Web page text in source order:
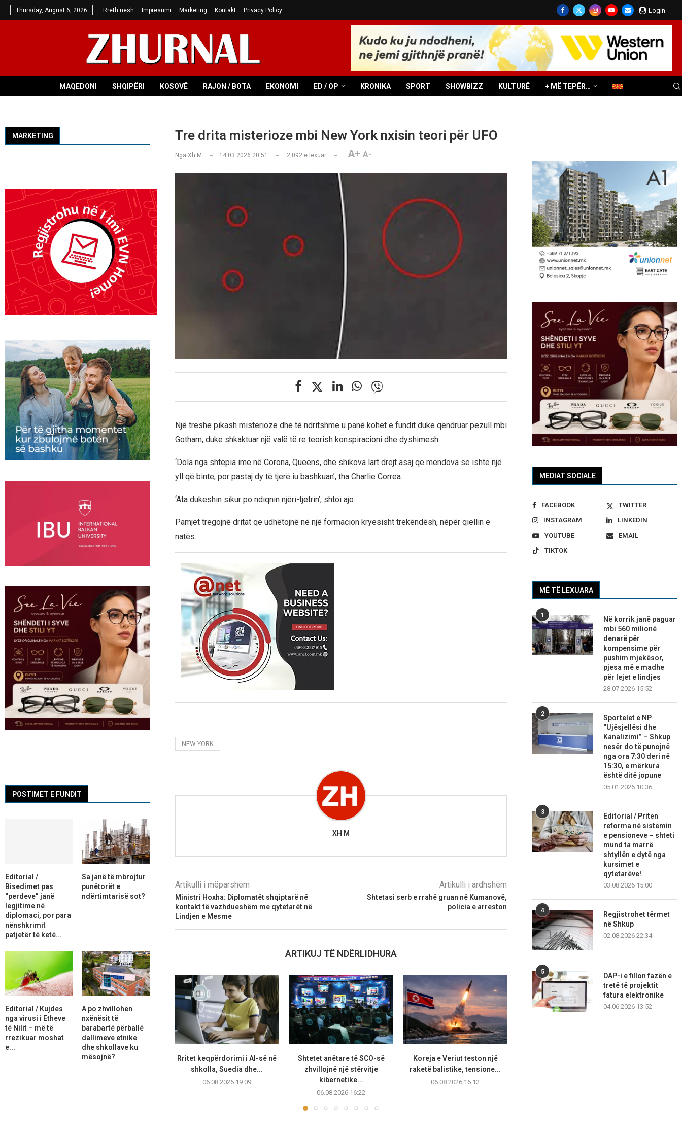
Thursday, August 6, 2026 Rreth nesh Impresumi Marketing Kontakt Privacy Policy Login
MAQEDONI SHQIPËRI KOSOVË RAJON / BOTA EKONOMI ED / OP KRONIKA SPORT SHOWBIZZ KULTURË + MË TEPËR…
Tre drita misterioze mbi New York nxisin teori për UFO
Nga Xh M 14.03.2026 20:51 2,092e lexuar A+ A-
Një treshe pikash misterioze dhe të ndritshme u panë kohët e fundit duke qëndruar pezull mbi
Gotham, duke shkaktuar një valë të re teorish konspiracioni dhe dyshimesh.
‘Dola nga shtëpia ime në Corona, Queens, dhe shikova lart drejt asaj që mendova se ishte një
yll që binte, por pastaj dy të tjerë iu bashkuan’, tha Charlie Correa.
‘Ata dukeshin sikur po ndiqnin njëri-tjetrin’, shtoi ajo.
Pamjet tregojnë dritat që udhëtojnë në një formacion kryesisht trekëndësh, nëpër qiellin e
natës.
NEW YORK
XH M
Artikulli i mëparshëm
Ministri Hoxha: Diplomatët shqiptarë në
kontakt të vazhdueshëm me qytetarët në
Lindjen e Mesme
Artikulli i ardhshëm
Shtetasi serb e rrahë gruan në Kumanovë,
policia e arreston
ARTIKUJ TË NDËRLIDHURA
Rritet keqpërdorimi i AI-së në
shkolla, Suedia dhe...
06.08.2026 19:09
Shtetet anëtare të SCO-së
zhvillojnë një stërvitje
kibernetike...
06.08.2026 16:22
Koreja e Veriut teston një
raketë balistike, tensione...
06.08.2026 16:12
MEDIAT SOCIALE
FACEBOOK
TWITTER
INSTAGRAM
LINKEDIN
YOUTUBE
EMAIL
TIKTOK
MË TË LEXUARA
1
Në korrik janë paguar
mbi 560 milionë
denarë për
kompensime për
pushim mjekësor,
pjesa më e madhe
për lejet e lindjes
28.07.2026 15:52
2
Sportelet e NP
“Ujësjellësi dhe
Kanalizimi” – Shkup
nesër do të punojnë
nga ora 7:30 deri në
15:30, e mërkura
është ditë jopune
05.01.2026 10:36
3
Editorial / Priten
reforma në sistemin
e pensioneve – shteti
mund ta marrë
shtyllën e dytë nga
kursimet e
qytetarëve!
03.08.2026 15:00
4
Regjistrohet tërmet
në Shkup
02.08.2026 22:34
5
DAP-i e fillon fazën e
tretë të projektit
fatura elektronike
04.06.2026 13:52
MARKETING
POSTIMET E FUNDIT
Editorial /
Bisedimet pas
“perdeve” janë
legjitime në
diplomaci, por para
nënshkrimit
patjetër të ketë...
Sa janë të mbrojtur
punëtorët e
ndërtimtarisë sot?
Editorial / Kujdes
nga virusi i Etheve
të Nilit – më të
rrezikuar moshat
e...
A po zhvillohen
nxënësit të
barabartë përballë
dallimeve etnike
dhe shkollave ku
mësojnë?